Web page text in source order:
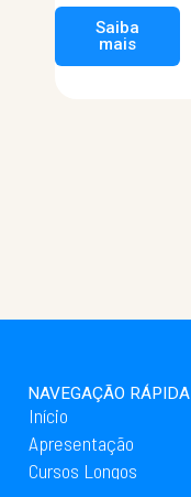
NAVEGAÇÃO RÁPIDA
Início
Apresentação
Cursos Longos